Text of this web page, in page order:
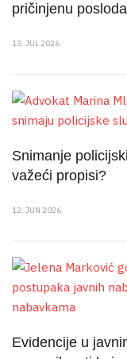
pričinjenu
13. JUL 2026.
Snimanje
važeći propisi?
12. JUN 2026.
Evidencije u